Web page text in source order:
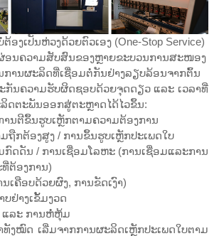
ອງເປັນຫ່ວງດ້ວຍຕົວເອງ (One-Stop Service)
ອນຄວາມສັບສົນຂອງຫຼາຍຂະບວນການສະໜອງ
ການຜະລິດທີ່ເຊື່ອມຕໍ່ກັນຢ່າງລຽບລ້ອນຈາກຕົ້ນ
ກັນຄວາມຮັບຜິດຊອບດ້ວຍຈຸດດຽວ ແລະ ເວລາທີ່
ດຕະພັນອອກສູ່ຕະຫຼາດໄດ້ໄວຂຶ້ນ:
ານຕີຂຶ້ນຮູບເຫຼັກຕາມຄວາມຕ້ອງການ
ຖືກຕ້ອງສູງ / ການຂຶ້ນຮູບເຫຼັກປະເພດໃບ
ກົດດັນ / ການເຊື່ອມໂລຫະ (ການເຊື່ອມແລະການ
ຕ້ອງການ)
ເຄືອບດ້ວຍຜົງ, ການຂັດເງົາ)
ຢ່າງເຂັ້ມງວດ
ແລະ ການຫໍ່ຫຸ້ມ
ທັງໝົດ ເລີ່ມຈາກການຜະລິດເຫຼັກປະເພດໃບຕາມ